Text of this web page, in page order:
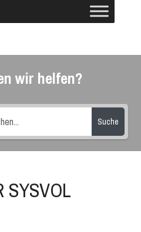
wir helfen?
Suche
SYSVOL